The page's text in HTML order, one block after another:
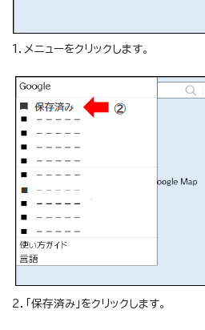
1．メニューをクリックします。
2．「保存済み」をクリックします。